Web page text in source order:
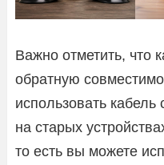
Важно отметить, что
обратную
использовать
на старых
то есть вы можете